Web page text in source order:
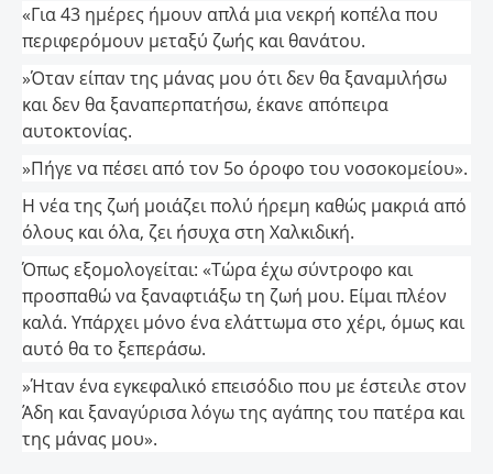
«Για 43 ημέρες ήμουν απλά μια νεκρή κοπέλα που
περιφερόμουν μεταξύ ζωής και θανάτου.
»Όταν είπαν της μάνας μου ότι δεν θα ξαναμιλήσω
και δεν θα ξαναπερπατήσω, έκανε απόπειρα
αυτοκτονίας.
»Πήγε να πέσει από τον 5ο όροφο του νοσοκομείου».
Η νέα της ζωή μοιάζει πολύ ήρεμη καθώς μακριά από
όλους και όλα, ζει ήσυχα στη Χαλκιδική.
Όπως εξομολογείται: «Τώρα έχω σύντροφο και
προσπαθώ να ξαναφτιάξω τη ζωή μου. Είμαι πλέον
καλά. Υπάρχει μόνο ένα ελάττωμα στο χέρι, όμως και
αυτό θα το ξεπεράσω.
»Ήταν ένα εγκεφαλικό επεισόδιο που με έστειλε στον
Άδη και ξαναγύρισα λόγω της αγάπης του πατέρα και
της μάνας μου».